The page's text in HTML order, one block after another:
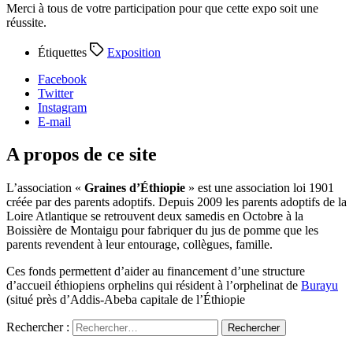
Merci à tous de votre participation pour que cette expo soit une
réussite.
Étiquettes
Exposition
Facebook
Twitter
Instagram
E-mail
A propos de ce site
L’association « Graines d’Éthiopie » est une association loi 1901
créée par des parents adoptifs. Depuis 2009 les parents adoptifs de la
Loire Atlantique se retrouvent deux samedis en Octobre à la
Boissière de Montaigu pour fabriquer du jus de pomme que les
parents revendent à leur entourage, collègues, famille.
Ces fonds permettent d’aider au financement d’une structure
d’accueil éthiopiens orphelins qui résident à l’orphelinat de Burayu
(situé près d’Addis-Abeba capitale de l’Éthiopie
Rechercher :